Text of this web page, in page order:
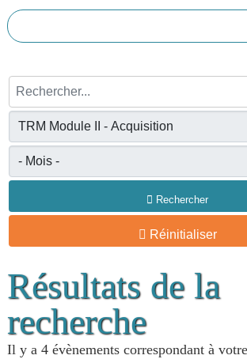
Rechercher...
Rechercher
Réinitialiser
Résultats de la
recherche
Il y a 4 évènements correspondant à